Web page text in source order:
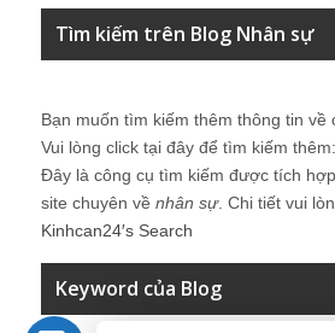
Tìm kiếm trên Blog Nhân sự
Bạn muốn tìm kiếm thêm thông tin về
Vui lòng click tại đây để tìm kiếm thêm:
Đây là công cụ tìm kiếm được tích
site chuyên về nhân sự. Chi tiết vui
Kinhcan24′s Search
Keyword của Blog